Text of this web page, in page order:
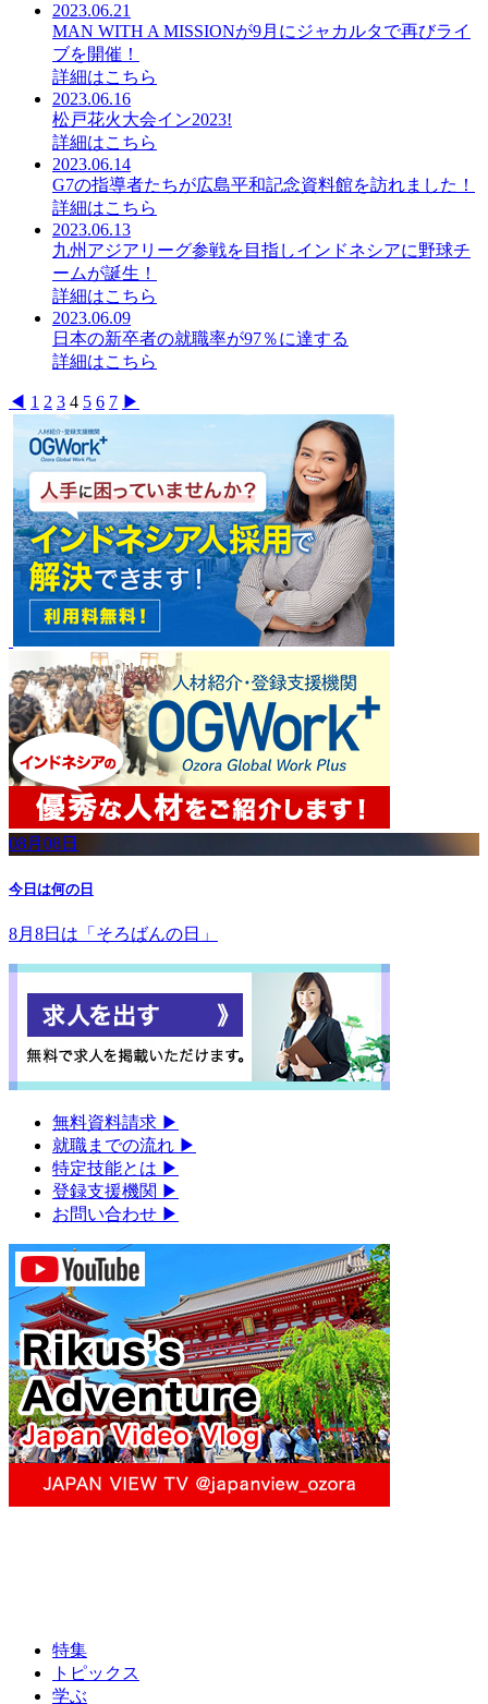
2023.06.21
MAN WITH A MISSIONが9月にジャカルタで再びライ
ブを開催！
詳細はこちら
2023.06.16
松戸花火大会イン2023!
詳細はこちら
2023.06.14
G7の指導者たちが広島平和記念資料館を訪れました！
詳細はこちら
2023.06.13
九州アジアリーグ参戦を目指しインドネシアに野球チ
ームが誕生！
詳細はこちら
2023.06.09
日本の新卒者の就職率が97％に達する
詳細はこちら
Posts
pagination
◀︎ 1 2 3 4 5 6 7 ▶︎
08月08日
今日は何の日
8月8日は「そろばんの日」
無料資料請求 ▶︎
就職までの流れ ▶︎
特定技能とは ▶︎
登録支援機関 ▶︎
お問い合わせ ▶︎
特集
トピックス
学ぶ